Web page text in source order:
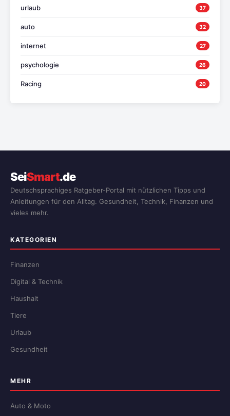
urlaub 37
auto 32
internet 27
psychologie 26
Racing 20
SeiSmart.de
Deutschsprachiges Ratgeber-Portal mit nützlichen Tipps und
Anleitungen für den Alltag. Gesundheit, Technik, Finanzen und
vieles mehr.
KATEGORIEN
Finanzen
Digital & Technik
Haushalt
Tiere
Urlaub
Gesundheit
MEHR
Auto & Moto